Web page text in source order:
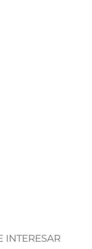
INTERESAR